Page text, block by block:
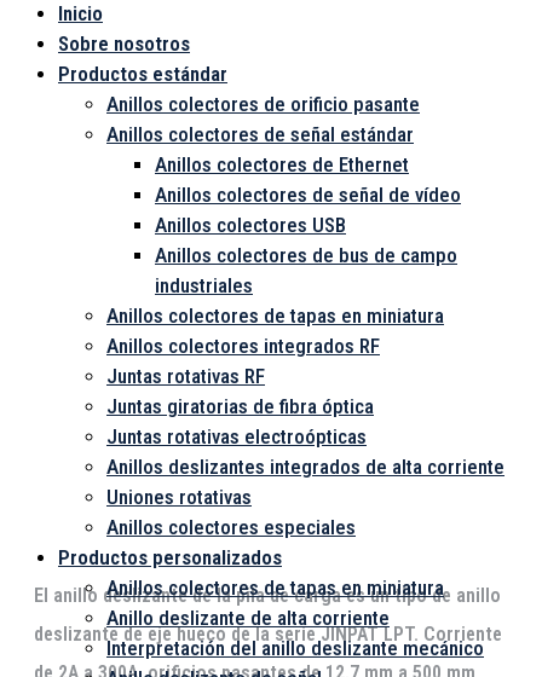
Inicio
Sobre nosotros
Productos estándar
Anillos colectores de orificio pasante
Anillos colectores de señal estándar
Anillos colectores de Ethernet
Anillos colectores de señal de vídeo
Anillos colectores USB
Anillos colectores de bus de campo
industriales
Anillos colectores de tapas en miniatura
Anillos colectores integrados RF
Juntas rotativas RF
Juntas giratorias de fibra óptica
Juntas rotativas electroópticas
Anillos deslizantes integrados de alta corriente
Uniones rotativas
Anillos colectores especiales
Productos personalizados
Anillos colectores de tapas en miniatura
Anillo deslizante de alta corriente
Interpretación del anillo deslizante mecánico
Pila de Chalin
El anillo deslizante de la pila de carga es un tipo de anillo
deslizante de eje hueco de la serie JINPAT LPT. Corriente